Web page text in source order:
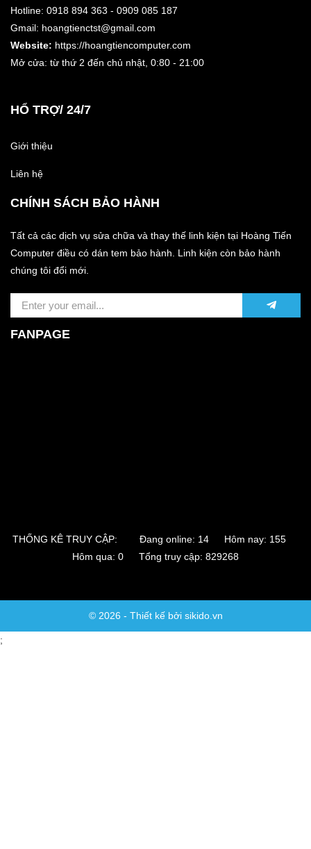
Hotline: 0918 894 363 - 0909 085 187
Gmail: hoangtienctst@gmail.com
Website: https://hoangtiencomputer.com
Mở cửa: từ thứ 2 đến chủ nhật, 0:80 - 21:00
HỔ TRỢ/ 24/7
Giới thiệu
Liên hệ
CHÍNH SÁCH BẢO HÀNH
Tất cả các dịch vụ sửa chữa và thay thế linh kiện tại Hoàng Tiến
Computer điều có dán tem bảo hành. Linh kiện còn bảo hành
chúng tôi đổi mới.
FANPAGE
THỐNG KÊ TRUY CẬP:
Đang online: 14 Hôm nay: 155
Hôm qua: 0 Tổng truy cập: 829268
© 2026 - Thiết kế bởi sikido.vn
;